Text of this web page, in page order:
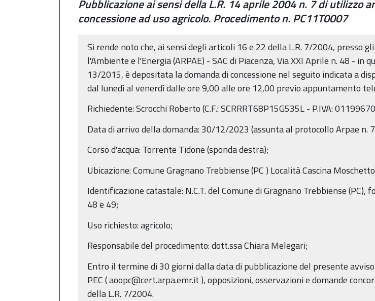
Pubblicazione ai sensi della L.R. 14 aprile 2004 n. 7 di utilizzo
concessione ad uso agricolo. Procedimento n. PC11T0007
Si rende noto che, ai sensi degli articoli 16 e 22 della L.R. 7/2004, presso
l'Ambiente e l'Energia (ARPAE) - SAC di Piacenza, Via XXI Aprile n. 48 - in
13/2015, è depositata la domanda di concessione nel seguito indicata a
dal lunedì al venerdì dalle ore 9,00 alle ore 12,00 previo appuntamento
Richiedente: Scrocchi Roberto (C.F.: SCRRRT68P15G535L - P.IVA:
Data di arrivo della domanda: 30/12/2023 (assunta al protocollo Arpae n.
Corso d'acqua: Torrente Tidone (sponda destra);
Ubicazione: Comune Gragnano Trebbiense (PC ) Località Cascina
Identificazione catastale: N.C.T. del Comune di Gragnano Trebbiense
48 e 49;
Uso richiesto: agricolo;
Responsabile del procedimento: dott.ssa Chiara Melegari;
Entro il termine di 30 giorni dalla data di pubblicazione del presente
PEC ( aoopc@cert.arpa.emr.it ), opposizioni, osservazioni e domande
della L.R. 7/2004.